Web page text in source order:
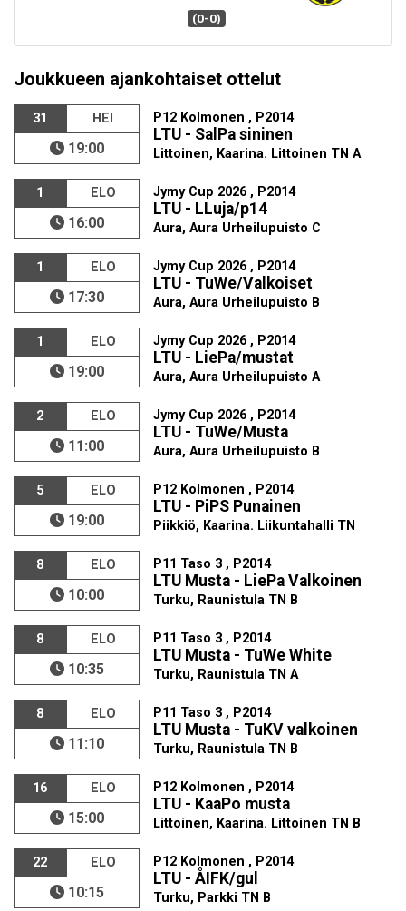
(0-0)
Joukkueen ajankohtaiset ottelut
31 HEI
19:00
P12 Kolmonen , P2014
LTU - SalPa sininen
Littoinen, Kaarina. Littoinen TN A
1 ELO
16:00
Jymy Cup 2026 , P2014
LTU - LLuja/p14
Aura, Aura Urheilupuisto C
1 ELO
17:30
Jymy Cup 2026 , P2014
LTU - TuWe/Valkoiset
Aura, Aura Urheilupuisto B
1 ELO
19:00
Jymy Cup 2026 , P2014
LTU - LiePa/mustat
Aura, Aura Urheilupuisto A
2 ELO
11:00
Jymy Cup 2026 , P2014
LTU - TuWe/Musta
Aura, Aura Urheilupuisto B
5 ELO
19:00
P12 Kolmonen , P2014
LTU - PiPS Punainen
Piikkiö, Kaarina. Liikuntahalli TN
8 ELO
10:00
P11 Taso 3 , P2014
LTU Musta - LiePa Valkoinen
Turku, Raunistula TN B
8 ELO
10:35
P11 Taso 3 , P2014
LTU Musta - TuWe White
Turku, Raunistula TN A
8 ELO
11:10
P11 Taso 3 , P2014
LTU Musta - TuKV valkoinen
Turku, Raunistula TN B
16 ELO
15:00
P12 Kolmonen , P2014
LTU - KaaPo musta
Littoinen, Kaarina. Littoinen TN B
22 ELO
10:15
P12 Kolmonen , P2014
LTU - ÅIFK/gul
Turku, Parkki TN B